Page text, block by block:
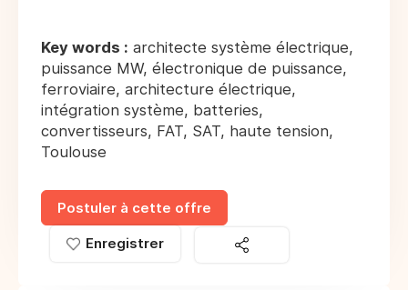
Key words : architecte système électrique,
puissance MW, électronique de puissance,
ferroviaire, architecture électrique,
intégration système, batteries,
convertisseurs, FAT, SAT, haute tension,
Toulouse
Postuler à cette offre
Enregistrer